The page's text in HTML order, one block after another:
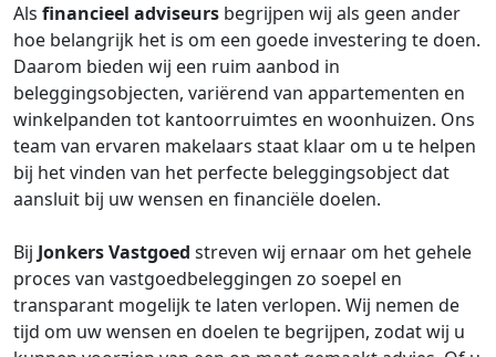
Als financieel adviseurs begrijpen wij als geen ander
hoe belangrijk het is om een goede investering te doen.
Daarom bieden wij een ruim aanbod in
beleggingsobjecten, variërend van appartementen en
winkelpanden tot kantoorruimtes en woonhuizen. Ons
team van ervaren makelaars staat klaar om u te helpen
bij het vinden van het perfecte beleggingsobject dat
aansluit bij uw wensen en financiële doelen.
Bij Jonkers Vastgoed streven wij ernaar om het gehele
proces van vastgoedbeleggingen zo soepel en
transparant mogelijk te laten verlopen. Wij nemen de
tijd om uw wensen en doelen te begrijpen, zodat wij u